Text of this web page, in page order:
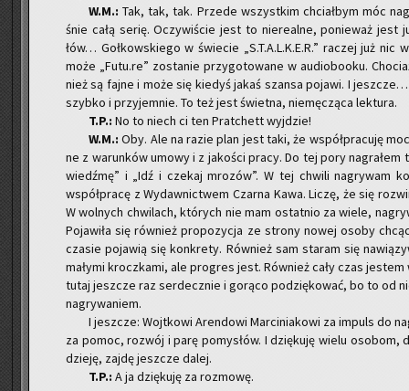
W.M.: Tak, tak, tak. Przede wszyst­kim chciał­bym móc
śnie całą serię. Oczy­wi­ście jest to nie­re­al­ne, po­nie­waż jest
łów… Goł­kow­skie­go w świe­cie „S.T.A.L.K.E.R.” ra­czej już
może „Futu.re” zo­sta­nie przy­go­to­wa­ne w au­dio­bo­oku.
nież są fajne i może się kie­dyś jakaś szan­sa po­ja­wi. I
szyb­ko i przy­jem­nie. To też jest świet­na, nie­mę­czą­ca lek­tu­ra.
T.P.: No to niech ci ten Prat­chett wyj­dzie!
W.M.: Oby. Ale na razie plan jest taki, że współ­pra­cu­ję
ne z wa­run­ków umowy i z ja­ko­ści pracy. Do tej pory na­gra­łem
wiedź­mę” i „Idź i cze­kaj mro­zów”. W tej chwi­li na­gry­wam
współ­pra­cę z Wy­daw­nic­twem Czar­na Kawa. Liczę, że się
W wol­nych chwi­lach, któ­rych nie mam ostat­nio za wiele,
Po­ja­wi­ła się rów­nież pro­po­zy­cja ze stro­ny nowej osoby
cza­sie po­ja­wią się kon­kre­ty. Rów­nież sam sta­ram się
ma­ły­mi krocz­ka­mi, ale pro­gres jest. Rów­nież cały czas
tutaj jesz­cze raz ser­decz­nie i go­rą­co po­dzię­ko­wać, bo to od
na­gry­wa­niem.
I jesz­cze: Wojt­ko­wi Aren­do­wi Mar­ci­nia­ko­wi za im­puls do
za pomoc, roz­wój i parę po­my­słów. I dzię­ku­ję wielu
dzie­ję, zajdę jesz­cze dalej.
T.P.: A ja dzię­ku­ję za roz­mo­wę.